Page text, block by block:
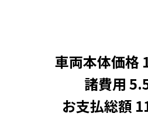
車両本体価格
諸費用
お支払総額